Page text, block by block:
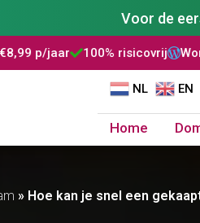
Voor de
100% risicovrijWordPress
NL EN
Home
» Hoe kan je snel een